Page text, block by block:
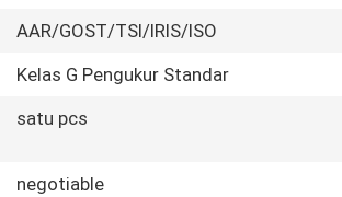
AAR/GOST/TSI/IRIS/ISO
Kelas G Pengukur Standar
satu pcs
negotiable